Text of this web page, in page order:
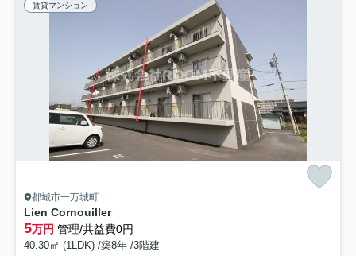
賃貸マンション
都城市一万城町
Lien Cornouiller
5万円 管理/共益費0円
40.30㎡ (1LDK) /築8年 /3階建